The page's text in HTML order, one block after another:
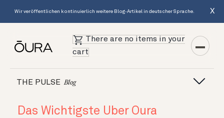
Wir veröffentlichen kontinuierlich weitere Blog-Artikel in deutscher Sprache. X
There are no items in your
cart
THE PULSE Blog
Das Wichtigste Über Oura